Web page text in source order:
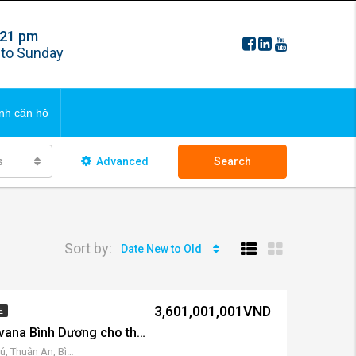
pm
Sunday
căn hộ
Advanced Search
Sort by: Date New to Old
Căn hộ 3 phòng ngủ Rivana Bình Dương cho thuê – và bán
17 Đại lộ Bình Dương, Vĩnh Phú, Thuận An, Bình Dương, Việt Nam
3,601,001,001VND
bds Updating